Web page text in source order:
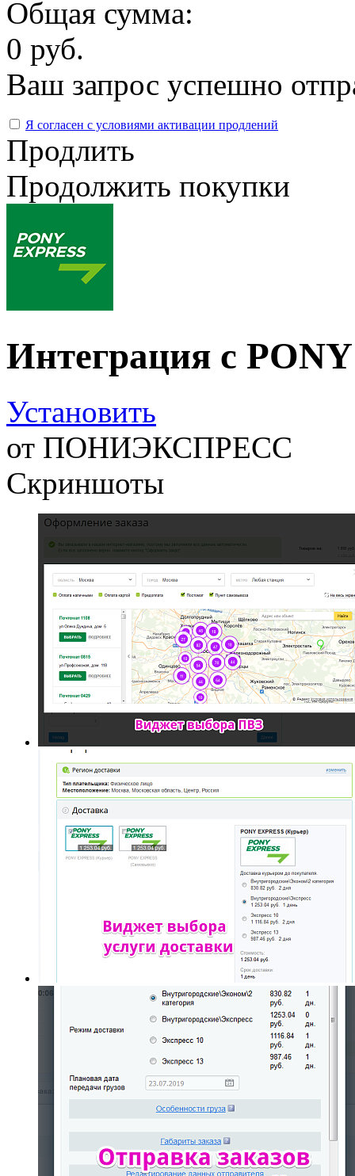
Общая сумма:
0 руб.
Ваш запрос успешно
Я согласен с условиями активации продлений
Продлить
Продолжить покупки
Интеграция с
Установить
от ПОНИЭКСПРЕСС
Скриншоты